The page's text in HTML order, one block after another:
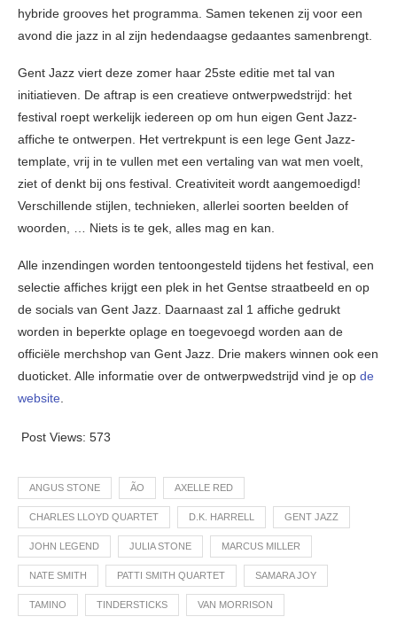
hybride grooves het programma. Samen tekenen zij voor een
avond die jazz in al zijn hedendaagse gedaantes samenbrengt.
Gent Jazz viert deze zomer haar 25ste editie met tal van
initiatieven. De aftrap is een creatieve ontwerpwedstrijd: het
festival roept werkelijk iedereen op om hun eigen Gent Jazz-
affiche te ontwerpen. Het vertrekpunt is een lege Gent Jazz-
template, vrij in te vullen met een vertaling van wat men voelt,
ziet of denkt bij ons festival. Creativiteit wordt aangemoedigd!
Verschillende stijlen, technieken, allerlei soorten beelden of
woorden, … Niets is te gek, alles mag en kan.
Alle inzendingen worden tentoongesteld tijdens het festival, een
selectie affiches krijgt een plek in het Gentse straatbeeld en op
de socials van Gent Jazz. Daarnaast zal 1 affiche gedrukt
worden in beperkte oplage en toegevoegd worden aan de
officiële merchshop van Gent Jazz. Drie makers winnen ook een
duoticket. Alle informatie over de ontwerpwedstrijd vind je op de
website
Post Views: 573
ANGUS STONE ÃO AXELLE RED
CHARLES LLOYD QUARTET D.K. HARRELL GENT JAZZ
JOHN LEGEND JULIA STONE MARCUS MILLER
NATE SMITH PATTI SMITH QUARTET SAMARA JOY
TAMINO TINDERSTICKS VAN MORRISON